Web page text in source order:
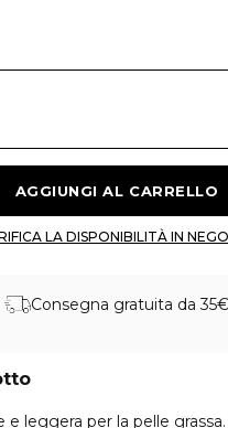
Consegna gratuita da 35€
e leggera per la pelle